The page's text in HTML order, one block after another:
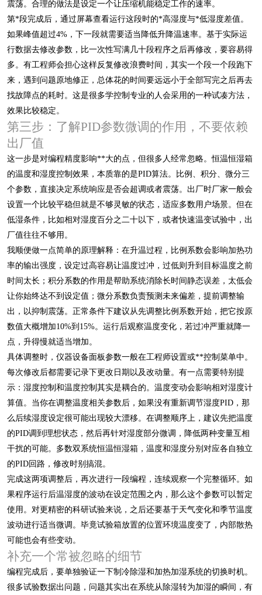
震荡。合理的做法是设定一个让压缩机能稳定工作的速率。
第*段完成后，通过屏幕查看运行这段时的*高湿度与*低湿度差值。
如果峰值超过4%，下一段就需要适当降低升降温速率。基于实际运
行数据去修改参数，比一次性写满几十段程序之后再修改，要容易得
多。有工程师会担心这样反复修改浪费时间，其实一个段一个段跑下
来，遇到问题原地修正，总体花的时间要远远小于全部写完之后再去
找故障点的耗时。这是很多学控制专业的人会采用的一种试凑方法，
效果比较稳定。
第三步：了解PID参数微调的作用，不要依赖
出厂值
这一步是对编程精度影响**大的点，但很多人经常忽略。恒温恒湿箱
的温度和湿度控制效果，本质靠的是PID算法。比例、积分、微分三
个参数，直接决定系统响应是否会超调或者震荡。出厂时厂家一般会
设置一个比较平稳但就是不够灵敏的状态，适应多数用户场景。但在
低湿条件，比如相对湿度百分之二十以下，或者快速温变试验中，出
厂值往往不够用。
我顺便做一点简单的原理解释：在升温过程，比例系数会影响加热功
率的输出强度，设定过高容易让温度过冲，过低则升到目标温度之前
时间太长；积分系数的作用是帮助系统消除长时间静态误差，太低会
让你始终达不到设定值；微分系数负责预测未来偏差，提前调整输
出，以抑制震荡。正常条件下建议从先调整比例系数开始，把它按原
数值大概增加10%到15%。运行后观察温度变化，若过冲严重就降一
点，升得慢就适当增加。
具体调整时，仪器设备面板参数一般在工程师设置或**控制菜单中。
每次修改后都需要记录下更改日期以及改动量。有一点需要特别提
示：湿度控制和温度控制其实是耦合的。温度变动会影响相对湿度计
算值。当你在调整温度相关参数后，如果没有重新调节湿度PID，那
么后续湿度设定很可能出现较大漂移。在调整顺序上，建议先把温度
的PID调到理想状态，然后再针对湿度部分微调，降低两种变量互相
干扰的可能。多数双系统恒温恒湿箱，温度和湿度分别对应各自独立
的PID回路，修改时别搞混。
完成这两项调整后，再次进行一段编程，连续观察一个完整循环。如
果程序运行后温湿度的波动在设定范围之内，那么这个参数可以暂定
使用。对更精密的科研试验来说，之后还要基于天气变化和季节温度
波动进行适当微调。毕竟试验箱放置的位置环境温度变了，内部散热
可能也会有些变动。
补充一个常被忽略的细节
编程完成后，要单独验证一下制冷除湿和加热加湿系统的切换时机。
很多试验数据出问题，问题其实出在系统从除湿转为加湿的瞬间，有